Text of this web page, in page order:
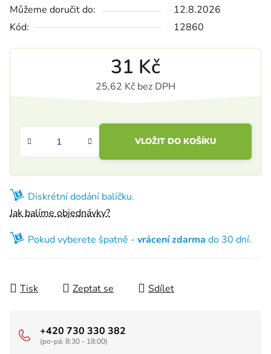
Můžeme doručit do:
12.8.2026
Kód:
12860
31 Kč
25,62 Kč bez DPH
VLOŽIT DO KOŠÍKU
Diskrétní dodání balíčku.
Jak balíme objednávky?
Pokud vyberete špatně - vrácení zdarma do 30 dní.
Tisk Zeptat se Sdílet
+420 730 330 382
(po-pá: 8:30 - 18:00)